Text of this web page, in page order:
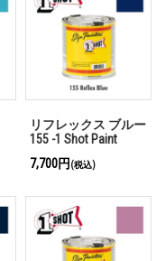
リフレックス ブルー
155 -1 Shot Paint
237ml
7,700円 (税込)